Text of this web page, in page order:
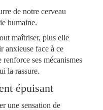
de notre cerveau
humaine.
maîtriser, plus elle
anxieuse face à ce
ses mécanismes
la rassure.
épuisant
une sensation de